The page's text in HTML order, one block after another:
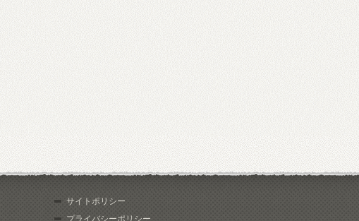
サイトポリシー
プライバシーポリシー